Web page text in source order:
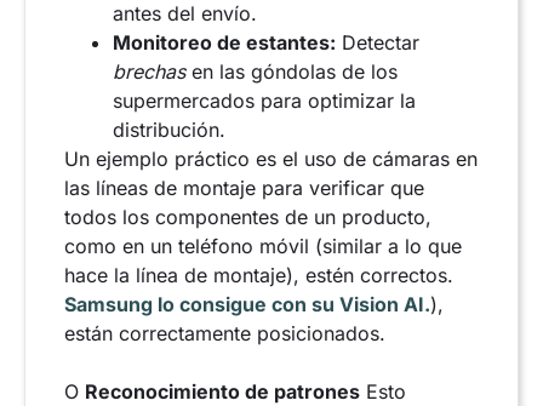
antes del envío.
Monitoreo de estantes: Detectar
brechasen las góndolas de los
supermercados para optimizar la
distribución.
Un ejemplo práctico es el uso de cámaras en
las líneas de montaje para verificar que
todos los componentes de un producto,
como en un teléfono móvil (similar a lo que
hace la línea de montaje), estén correctos.
Samsung lo consigue con su Vision AI.),
están correctamente posicionados.
O Reconocimiento de patrones Esto